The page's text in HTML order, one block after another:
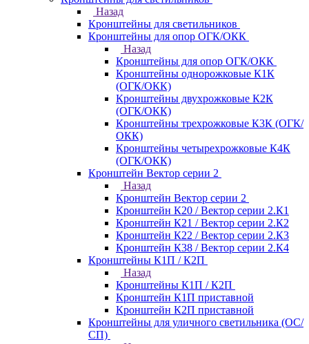
Назад
Кронштейны для светильников
Кронштейны для опор ОГК/ОКК
Назад
Кронштейны для опор ОГК/ОКК
Кронштейны однорожковые К1К
(ОГК/ОКК)
Кронштейны двухрожковые К2К
(ОГК/ОКК)
Кронштейны трехрожковые К3К (ОГК/
ОКК)
Кронштейны четырехрожковые К4К
(ОГК/ОКК)
Кронштейн Вектор серии 2
Назад
Кронштейн Вектор серии 2
Кронштейн К20 / Вектор серии 2.К1
Кронштейн К21 / Вектор серии 2.К2
Кронштейн К22 / Вектор серии 2.К3
Кронштейн К38 / Вектор серии 2.К4
Кронштейны К1П / К2П
Назад
Кронштейны К1П / К2П
Кронштейн К1П приставной
Кронштейн К2П приставной
Кронштейны для уличного светильника (ОС/
СП)